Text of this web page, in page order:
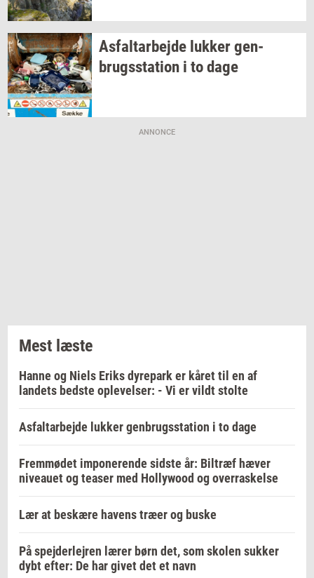
As­fal­t­ar­bej­de luk­kergen­
brugs­sta­tion i to dage
ANNONCE
Mest læste
Hanne og Niels Eriks dyrepark er kåret til en af
landets bedste oplevelser: - Vi er vildt stolte
Asfaltarbejde lukker genbrugsstation i to dage
Fremmødet imponerende sidste år: Biltræf hæver
niveauet og teaser med Hollywood og overraskelse
Lær at beskære havens træer og buske
På spejderlejren lærer børn det, som skolen sukker
dybt efter: De har givet det et navn